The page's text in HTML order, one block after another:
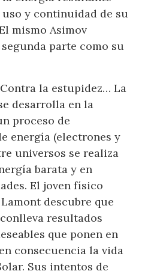
y continuidad de su
mismo Asimov
parte como su
la estupidez… La
desarrolla en la
proceso de
energía (electrones y
universos se realiza
barata y en
El joven físico
descubre que
resultados
que ponen en
consecuencia la vida
Sus intentos de